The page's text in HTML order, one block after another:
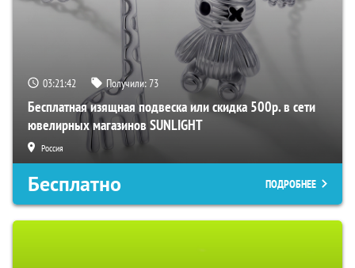
03:21:41 Получили:73
Бесплатная изящная подвеска или скидка 500р. в сети
ювелирных магазинов SUNLIGHT
Россия
Бесплатно ПОДРОБНЕЕ